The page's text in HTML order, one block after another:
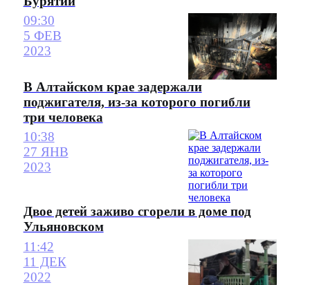
09:30
5 ФЕВ
2023
В Алтайском крае задержали
поджигателя, из-за которого погибли
три человека
10:38
27 ЯНВ
2023
Двое детей заживо сгорели в доме под
Ульяновском
11:42
11 ДЕК
2022